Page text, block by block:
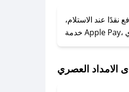
قم بما يلي:
- اضغط على أيقونة متابعة لمتجر الامداد العصري في تطبيق صحصح.
- تابع حسابنا الرسمي على تويتر وقم بتفعيل زر التنبيهات.
نقدًا عند الاستلام،
الامداد العصري